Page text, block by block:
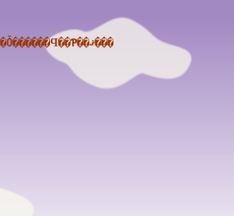
���������̲ۻҲ��������򡢺���񻺤ˤ��������³�������ɤ�ã�˰¿��Ȱ������Ϥ��Ƥ��ޤ���